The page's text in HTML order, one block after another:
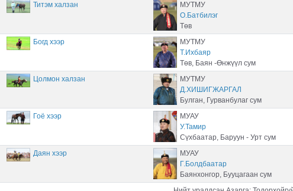
Титэм халзан
МУТМУ
О.Батбилэг
Төв
Богд хээр
МУТМУ
Т.Ихбаяр
Төв, Баян -Өнжүүл сум
Цолмон халзан
МУТМУ
Д.ХИШИГЖАРГАЛ
Булган, Гурванбулаг сум
Гоё хээр
МУАУ
У.Тамир
Сүхбаатар, Баруун - Урт сум
Даян хээр
МУАУ
Г.Болдбаатар
Баянхонгор, Бууцагаан сум